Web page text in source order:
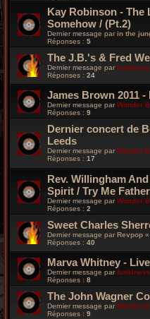
Kay Robinson - The
Somehow / (Pt.2)
Dernier message par in the
Réponses : 5
The J.B.'s & Fred
Dernier message par funkiness
Réponses : 24
James Brown 2011
Dernier message parWonder B
Réponses : 9
Dernier concert de
Leeds
Dernier message par Wonder B
Réponses : 17
Rev. Willingham
Spirit / Try Me Father
Dernier message par Wonder B
Réponses : 2
Sweet Charles
Dernier message par Revpop «
Réponses : 40
Marva Whitney -
Dernier message parfunkiness
Réponses : 8
The John Wagner
Dernier message par Wonder B
Réponses : 9